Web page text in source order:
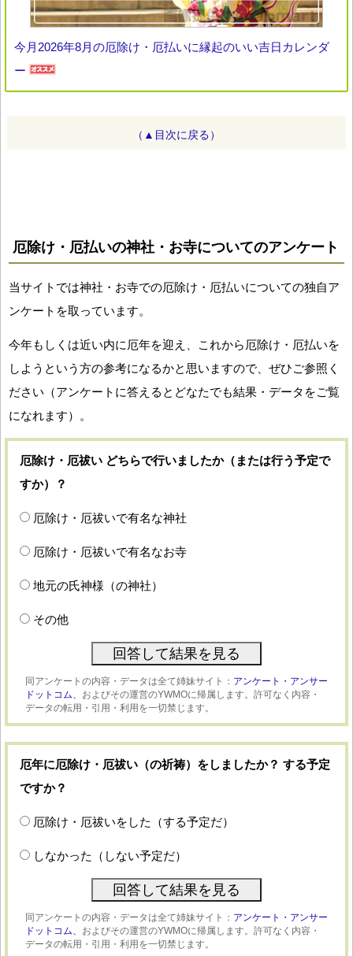
今月2026年8月の厄除け・厄払いに縁起のいい吉日カレンダ
ー
（▲目次に戻る）
厄除け・厄払いの神社・お寺についてのアンケート
当サイトでは神社・お寺での厄除け・厄払いについての独自ア
ンケートを取っています。
今年もしくは近い内に厄年を迎え、これから厄除け・厄払いを
しようという方の参考になるかと思いますので、ぜひご参照く
ださい（アンケートに答えるとどなたでも結果・データをご覧
になれます）。
厄除け・厄祓い どちらで行いましたか（または行う予定で
すか）？
厄除け・厄祓いで有名な神社
厄除け・厄祓いで有名なお寺
地元の氏神様（の神社）
その他
同アンケートの内容・データは全て姉妹サイト： アンケート・アンサー
ドットコム、 およびその運営のYWMOに帰属します。許可なく内容・
データの転用・引用・利用を一切禁じます。
厄年に厄除け・厄祓い（の祈祷）をしましたか？ する予定
ですか？
厄除け・厄祓いをした（する予定だ）
しなかった（しない予定だ）
同アンケートの内容・データは全て姉妹サイト： アンケート・アンサー
ドットコム、 およびその運営のYWMOに帰属します。許可なく内容・
データの転用・引用・利用を一切禁じます。